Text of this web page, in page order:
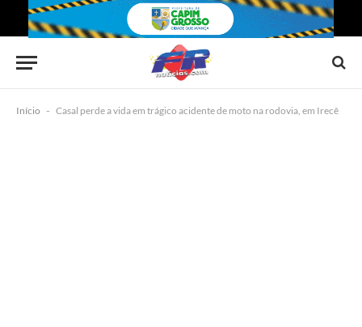
Início - Casal perde a vida em trágico acidente de moto na rodovia, em Irecê